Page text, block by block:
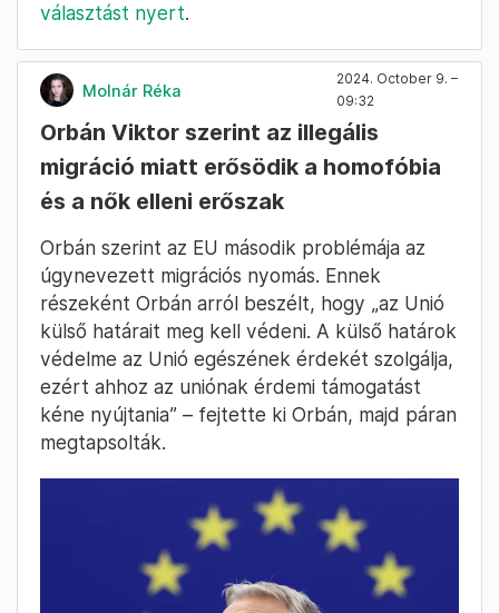
választást nyert.
Molnár Réka
2024. October 9. –
09:32
Orbán Viktor szerint az illegális
migráció miatt erősödik a homofóbia
és a nők elleni erőszak
Orbán szerint az EU második problémája az
úgynevezett migrációs nyomás. Ennek
részeként Orbán arról beszélt, hogy „az Unió
külső határait meg kell védeni. A külső határok
védelme az Unió egészének érdekét szolgálja,
ezért ahhoz az uniónak érdemi támogatást
kéne nyújtania” – fejtette ki Orbán, majd páran
megtapsolták.